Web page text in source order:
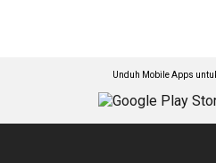
Unduh Mobile Apps